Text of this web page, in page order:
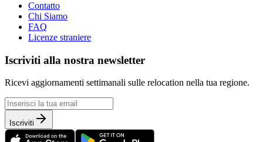
Contatto
Chi Siamo
FAQ
Licenze straniere
Iscriviti alla nostra newsletter
Ricevi aggiornamenti settimanali sulle relocation nella tua regione.
Iscriviti